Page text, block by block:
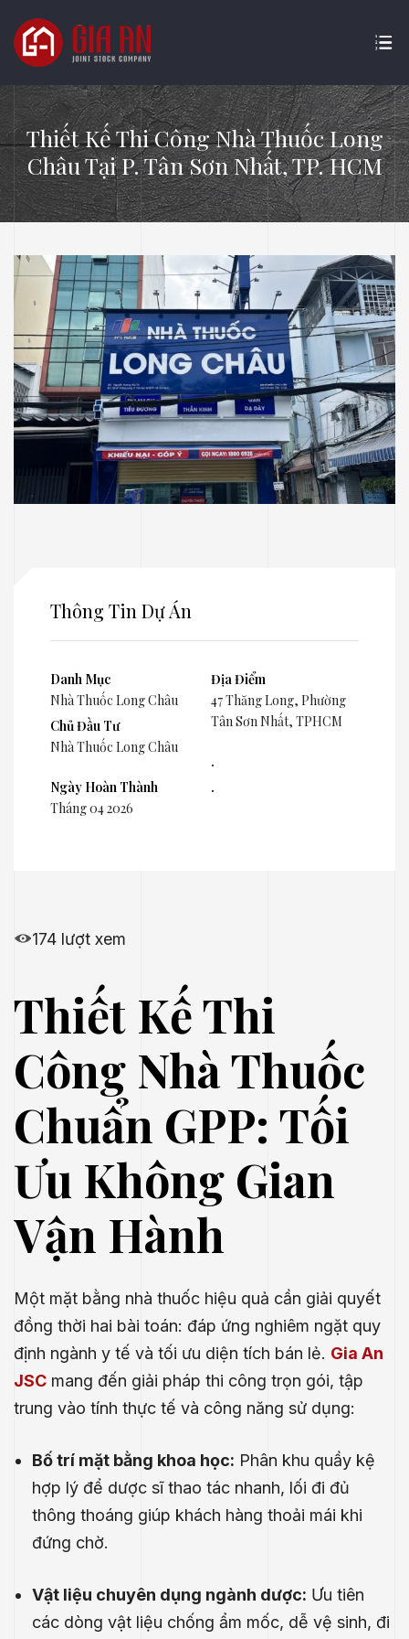
Thiết Kế Thi Công Nhà Thuốc Long
Châu Tại P. Tân Sơn Nhất, TP. HCM
Thông Tin Dự Án
Danh Mục
Nhà Thuốc Long Châu
Chủ Đầu Tư
Nhà Thuốc Long Châu
Ngày Hoàn Thành
Tháng 04 2026
Địa Điểm
47 Thăng Long, Phường
Tân Sơn Nhất, TPHCM
.
.
174 lượt xem
Thiết Kế Thi
Công Nhà Thuốc
Chuẩn GPP: Tối
Ưu Không Gian
Vận Hành
Một mặt bằng nhà thuốc hiệu quả cần giải quyết
đồng thời hai bài toán: đáp ứng nghiêm ngặt quy
định ngành y tế và tối ưu diện tích bán lẻ. Gia An
JSC mang đến giải pháp thi công trọn gói, tập
trung vào tính thực tế và công năng sử dụng:
Bố trí mặt bằng khoa học: Phân khu quầy kệ
hợp lý để dược sĩ thao tác nhanh, lối đi đủ
thông thoáng giúp khách hàng thoải mái khi
đứng chờ.
Vật liệu chuyên dụng ngành dược: Ưu tiên
các dòng vật liệu chống ẩm mốc, dễ vệ sinh, đi